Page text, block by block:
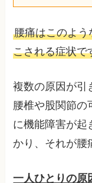
腰痛はこのよ
こされる症状で
複数の原因が引
腰椎や股関節の
に機能障害が起
かり、それが腰
一人ひとりの原